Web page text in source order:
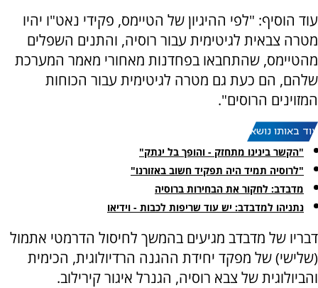
עוד הוסיף: "לפי ההיגיון של הטיימס, פקידי נאט"ו יהיו
מטרה צבאית לגיטימית עבור רוסיה, והתנים השפלים
מהטיימס, שהתחבאו בפחדנות מאחורי מאמר המערכת
שלהם, הם כעת גם מטרה לגיטימית עבור הכוחות
המזוינים הרוסים".
עוד באותו נושא:
"הקשר בינינו מתחזק - והופך בל ינתק"
"לרוסיה תמיד היה תפקיד חשוב באזורנו"
מדבדב: לחקור את הבחירות ברוסיה
נתניהו למדבדב: יש עוד שריפות לכבות - וידיאו
דבריו של מדבדב מגיעים בהמשך לחיסול הדרמטי אתמול
(שלישי) של מפקד יחידת ההגנה הרדיולוגית, הכימית
והביולוגית של צבא רוסיה, הגנרל איגור קירילוב.